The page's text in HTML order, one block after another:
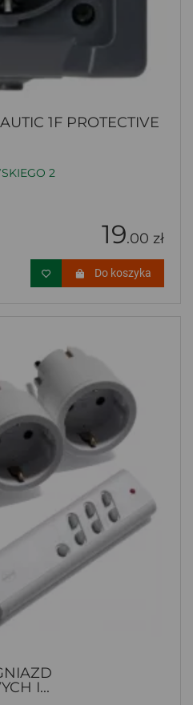
1F PROTECTIVE
2
19.00 zł
Do koszyka
I...